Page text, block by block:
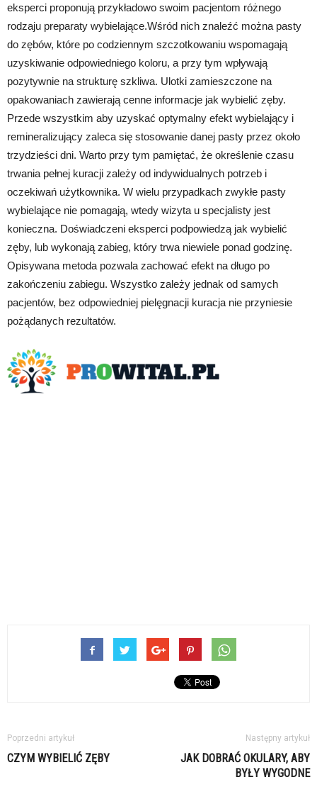
eksperci proponują przykładowo swoim pacjentom różnego
rodzaju preparaty wybielające.Wśród nich znaleźć można pasty
do zębów, które po codziennym szczotkowaniu wspomagają
uzyskiwanie odpowiedniego koloru, a przy tym wpływają
pozytywnie na strukturę szkliwa. Ulotki zamieszczone na
opakowaniach zawierają cenne informacje jak wybielić zęby.
Przede wszystkim aby uzyskać optymalny efekt wybielający i
remineralizujący zaleca się stosowanie danej pasty przez około
trzydzieści dni. Warto przy tym pamiętać, że określenie czasu
trwania pełnej kuracji zależy od indywidualnych potrzeb i
oczekiwań użytkownika. W wielu przypadkach zwykłe pasty
wybielające nie pomagają, wtedy wizyta u specjalisty jest
konieczna. Doświadczeni eksperci podpowiedzą jak wybielić
zęby, lub wykonają zabieg, który trwa niewiele ponad godzinę.
Opisywana metoda pozwala zachować efekt na długo po
zakończeniu zabiegu. Wszystko zależy jednak od samych
pacjentów, bez odpowiedniej pielęgnacji kuracja nie przyniesie
pożądanych rezultatów.
Poprzedni artykuł
CZYM WYBIELIĆ ZĘBY
Następny artykuł
JAK DOBRAĆ OKULARY, ABY
BYŁY WYGODNE